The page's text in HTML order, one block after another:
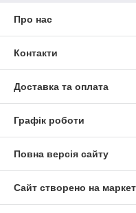
Про нас
Контакти
Доставка та оплата
Графік роботи
Повна версія сайту
Сайт створено на